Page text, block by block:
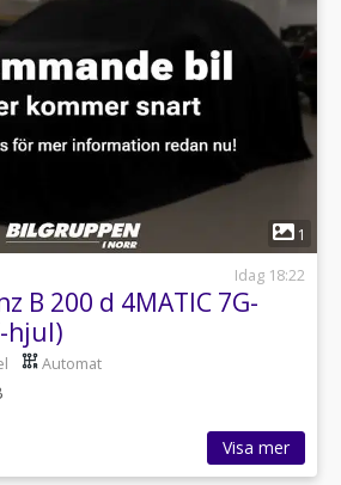
1
Idag 18:22
B 200 d 4MATIC 7G-
hjul)
Automat
Visa mer